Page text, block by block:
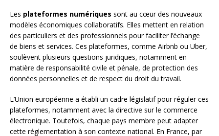
Les plateformes numériques sont au cœur des nouveaux
modèles économiques collaboratifs. Elles mettent en relation
des particuliers et des professionnels pour faciliter l’échange
de biens et services. Ces plateformes, comme Airbnb ou Uber,
soulèvent plusieurs questions juridiques, notamment en
matière de responsabilité civile et pénale, de protection des
données personnelles et de respect du droit du travail.
L’Union européenne a établi un cadre législatif pour réguler ces
plateformes, notamment avec la directive sur le commerce
électronique. Toutefois, chaque pays membre peut adapter
cette réglementation à son contexte national. En France, par